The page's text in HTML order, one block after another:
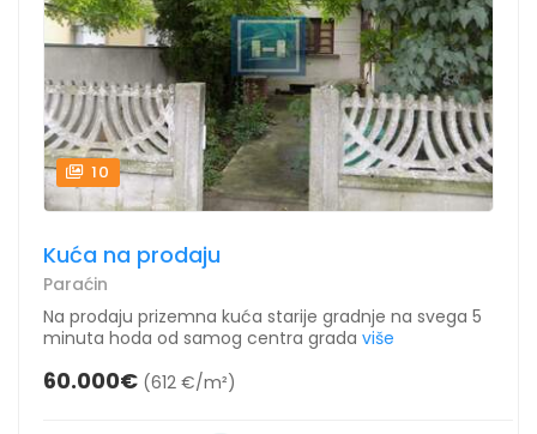
10
Kuća na prodaju
Paraćin
Na prodaju prizemna kuća starije gradnje na svega 5
minuta hoda od samog centra grada više
60.000€ (612 €/m²)